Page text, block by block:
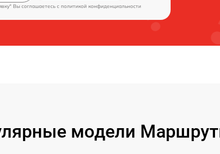
Вы соглашаетесь c политикой конфиденциальности
модели